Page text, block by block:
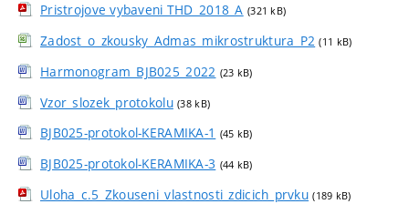
Pristrojove vybaveni THD_2018_A (321 kB)
Zadost_o_zkousky_Admas_mikrostruktura_P2 (11 kB)
Harmonogram_BJB025_2022 (23 kB)
Vzor_slozek_protokolu (38 kB)
BJB025-protokol-KERAMIKA-1 (45 kB)
BJB025-protokol-KERAMIKA-3 (44 kB)
Uloha_c.5_Zkouseni_vlastnosti_zdicich_prvku (189 kB)